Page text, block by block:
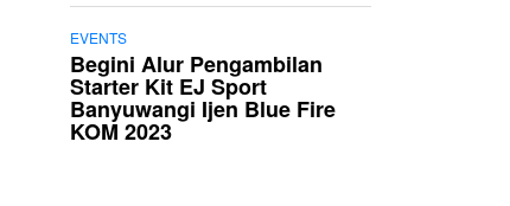
EVENTS
Begini Alur Pengambilan
Starter Kit EJ Sport
Banyuwangi Ijen Blue Fire
KOM 2023